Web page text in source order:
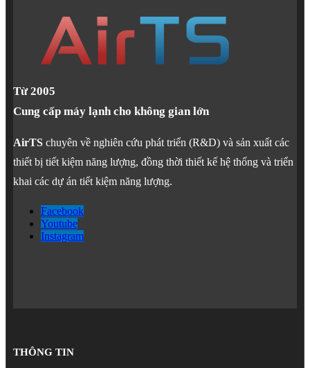
Từ 2005
Cung cấp máy lạnh cho không gian lớn
AirTS chuyên về nghiên cứu phát triển (R&D) và sản xuất các
thiết bị tiết kiệm năng lượng, đồng thời thiết kế hệ thống và triển
khai các dự án tiết kiệm năng lượng.
Facebook
Youtube
Instagram
THÔNG TIN